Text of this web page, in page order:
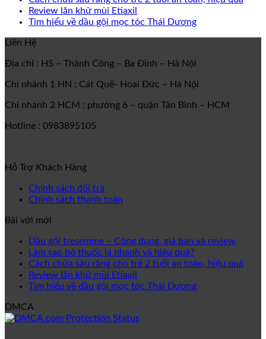
Review lăn khử mùi Etiaxil
Tìm hiểu về dầu gội mọc tóc Thái Dương
Liên Hệ
Địa chỉ : H5 – Thành Công – Ba Đình – Hà Nội
Chi nhánh 1 HN : Cát Quế- Hoaì Đức – Hà Nội
Chi nhánh 2 HCM : phường 6 – quận Tân Bình – HCM
Hotline : 0983895105
Hỗ Trợ Khách Hàng
Chính sách đổi trả
Chính sách thanh toán
Bài với mới
Dầu gội tresemme – Công dụng, giá bán và review
Làm sao bỏ thuốc lá nhanh và hiệu quả?
Cách chữa sâu răng cho trẻ 2 tuổi an toàn, hiệu quả
Review lăn khử mùi Etiaxil
Tìm hiểu về dầu gội mọc tóc Thái Dương
DMCA